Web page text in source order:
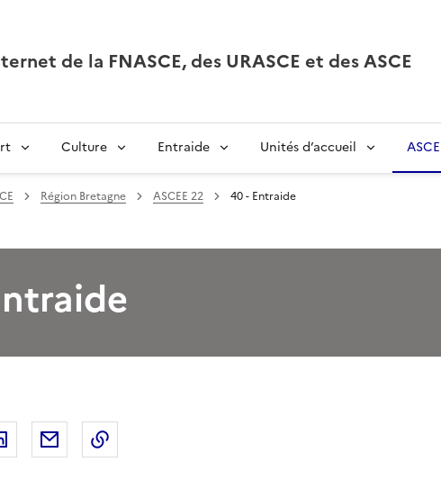
de la FNASCE, des URASCE et des ASCE
Culture Entraide Unités d’accueil
Région Bretagne ASCEE 22 40 - Entraide
sur X
Partager sur LinkedIn
Partager par email